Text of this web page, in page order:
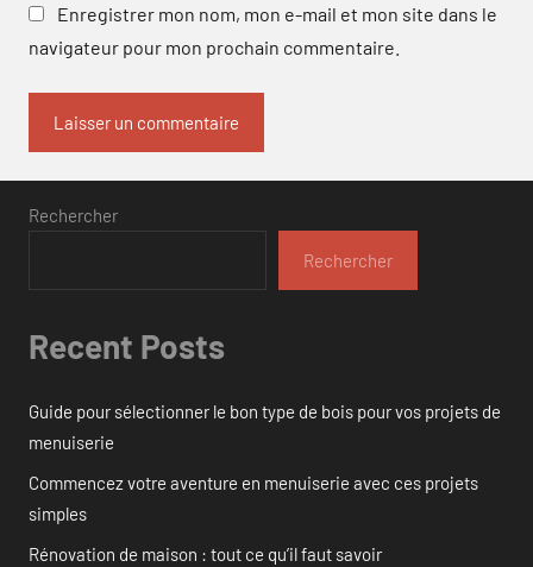
Enregistrer mon nom, mon e-mail et mon site dans le
navigateur pour mon prochain commentaire.
Rechercher
Rechercher
Recent Posts
Guide pour sélectionner le bon type de bois pour vos projets de
menuiserie
Commencez votre aventure en menuiserie avec ces projets
simples
Rénovation de maison : tout ce qu’il faut savoir